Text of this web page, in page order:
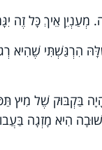
אֵיךְ כָּל זֶה
הִרְגַּשְׁתִּי שֶׁהִיא
בַּקְבּוּק שֶׁל מִיץ
הִיא מָזְגָה